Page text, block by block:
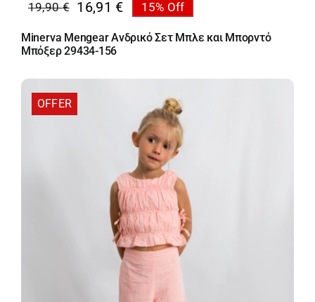
19,90€
Original
price
was:
16,91 €
Η
τρέχουσα
τιμή
16,91 €.
15% Off
Minerva Mengear Ανδρικό Σετ Μπλε και Μπορντό
Μπόξερ 29434-156
OFFER